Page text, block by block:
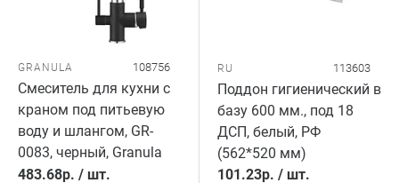
GRANULA 108756
Смеситель для кухни с
краном под питьевую
воду и шлангом, GR-
0083, черный, Granula
483.68р. / шт.
RU 113603
Поддон гигиенический в
базу 600 мм., под 18
ДСП, белый, РФ
(562*520 мм)
101.23р. / шт.